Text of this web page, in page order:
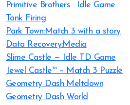
Primitive Brothers : Idle Game
Tank Firing
Park Town:Match 3 with a story
Data Recovery:Media
Slime Castle — Idle TD Game
Jewel Castle™ – Match 3 Puzzle
Geometry Dash Meltdown
Geometry Dash World